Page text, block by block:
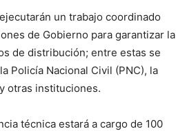
un trabajo coordinado
de Gobierno para garantizar la
de distribución; entre estas se
Policía Nacional Civil (PNC), la
otras instituciones.
técnica estará a cargo de 100